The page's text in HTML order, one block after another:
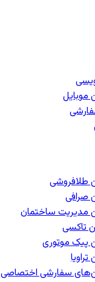
موبایل
طلافروشی
صرافی
مدیریت ساختمان
تاکسی
پیک موتوری
سفارشی اختصاصی